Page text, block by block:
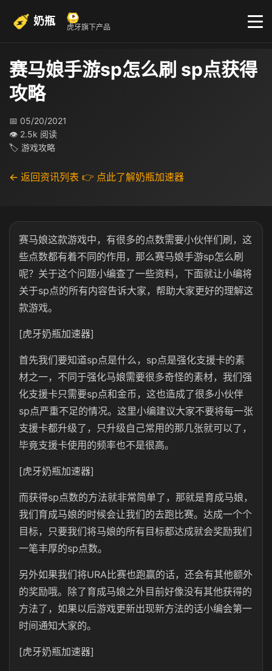
奶瓶 虎牙旗下产品
赛马娘手游sp怎么刷 sp点获得
攻略
📅 05/20/2021
👁 2.5k 阅读
🏷 游戏攻略
← 返回资讯列表 👉 点此了解奶瓶加速器
赛马娘这款游戏中，有很多的点数需要小伙伴们刷，这
些点数都有着不同的作用，那么赛马娘手游sp怎么刷
呢？关于这个问题小编查了一些资料，下面就让小编将
关于sp点的所有内容告诉大家，帮助大家更好的理解这
款游戏。
[虎牙奶瓶加速器]
首先我们要知道sp点是什么，sp点是强化支援卡的素
材之一，不同于强化马娘需要很多奇怪的素材，我们强
化支援卡只需要sp点和金币，这也造成了很多小伙伴
sp点严重不足的情况。这里小编建议大家不要将每一张
支援卡都升级了，只升级自己常用的那几张就可以了，
毕竟支援卡使用的频率也不是很高。
[虎牙奶瓶加速器]
而获得sp点数的方法就非常简单了，那就是育成马娘，
我们育成马娘的时候会让我们的去跑比赛。达成一个个
目标，只要我们将马娘的所有目标都达成就会奖励我们
一笔丰厚的sp点数。
另外如果我们将URA比赛也跑赢的话，还会有其他额外
的奖励哦。除了育成马娘之外目前好像没有其他获得的
方法了，如果以后游戏更新出现新方法的话小编会第一
时间通知大家的。
[虎牙奶瓶加速器]